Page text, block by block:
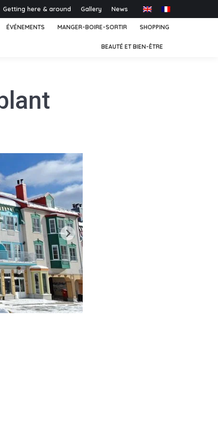
Getting here & around Gallery News
ÉVÉNEMENTS MANGER-BOIRE-SORTIR SHOPPING
BEAUTÉ ET BIEN-ÊTRE